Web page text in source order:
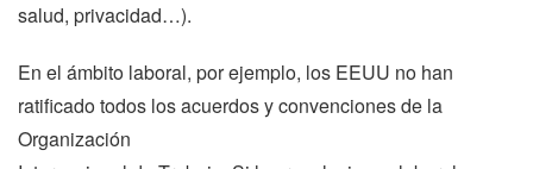
salud, privacidad…).
En el ámbito laboral, por ejemplo, los EEUU no han
ratificado todos los acuerdos y convenciones de la
Organización